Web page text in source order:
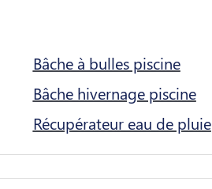
Bâche à bulles piscine
Bâche hivernage piscine
Récupérateur eau de pluie